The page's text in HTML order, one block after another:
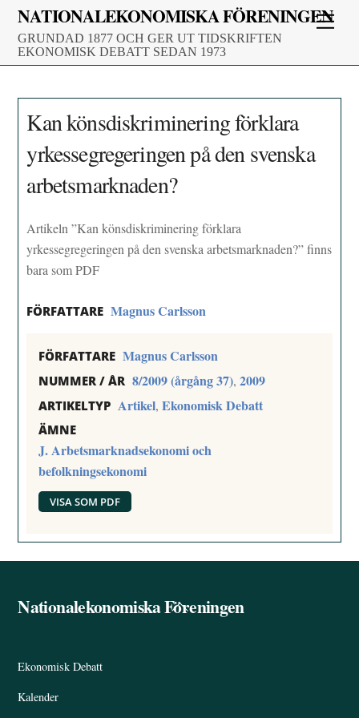
Skip
content
NATIONALEKONOMISKA FÖRENINGEN
GRUNDAD 1877 OCH GER UT TIDSKRIFTEN
EKONOMISK DEBATT SEDAN 1973
Kan könsdiskriminering förklara
yrkessegregeringen på den svenska
arbetsmarknaden?
Artikeln ”Kan könsdiskriminering förklara
yrkessegregeringen på den svenska arbetsmarknaden?” finns
bara som PDF
FÖRFATTARE Magnus Carlsson
FÖRFATTARE Magnus Carlsson
NUMMER / ÅR 8/2009 (årgång 37),2009
ARTIKELTYP Artikel,Ekonomisk Debatt
ÄMNE
J. Arbetsmarknadsekonomi och
befolkningsekonomi
VISA SOM PDF
Back
Nationalekonomiska Föreningen
Ekonomisk Debatt
Kalender